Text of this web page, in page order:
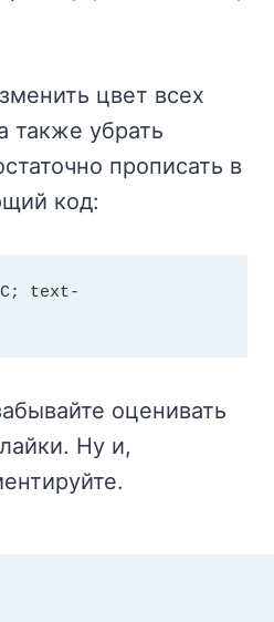
цвет всех
также убрать
прописать в
код:
оценивать
Ну и,